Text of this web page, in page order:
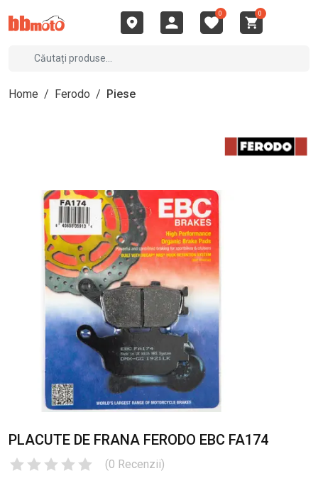
0 0
Home / Ferodo / Piese
PLACUTE DE FRANA FERODO EBC FA174
(0 Recenzii)